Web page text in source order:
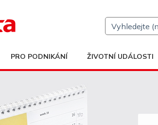
PRO PODNIKÁNÍ ŽIVOTNÍ UDÁLOSTI